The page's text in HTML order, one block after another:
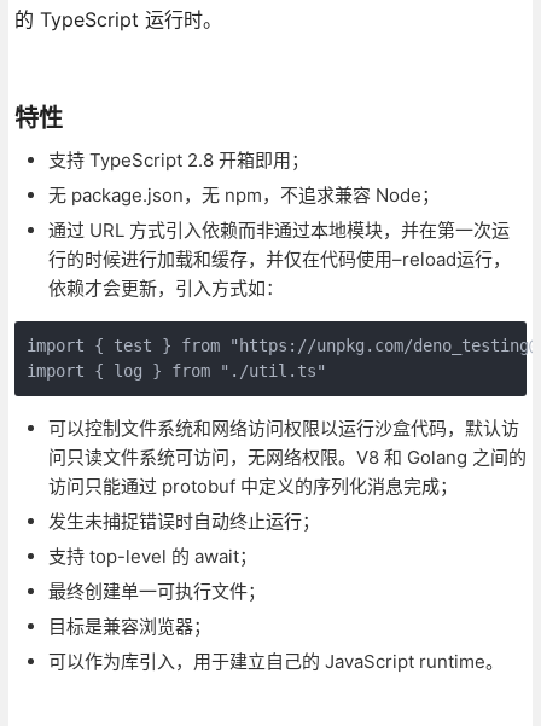
的 TypeScript 运行时。
特性
支持 TypeScript 2.8 开箱即用；
无 package.json，无 npm，不追求兼容 Node；
通过 URL 方式引入依赖而非通过本地模块，并在第一次运
行的时候进行加载和缓存，并仅在代码使用–reload运行，
依赖才会更新，引入方式如：
import { test } from "https://unpkg.com/
可以控制文件系统和网络访问权限以运行沙盒代码，默认访
问只读文件系统可访问，无网络权限。V8 和 Golang 之间的
访问只能通过 protobuf 中定义的序列化消息完成；
发生未捕捉错误时自动终止运行；
支持 top-level 的 await；
最终创建单一可执行文件；
目标是兼容浏览器；
可以作为库引入，用于建立自己的 JavaScript runtime。